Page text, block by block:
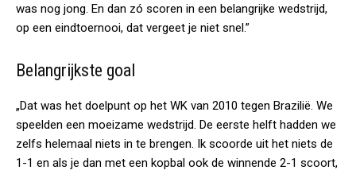
was nog jong. En dan zó scoren in een belangrijke wedstrijd,
op een eindtoernooi, dat vergeet je niet snel.”
Belangrijkste goal
„Dat was het doelpunt op het WK van 2010 tegen Brazilië. We
speelden een moeizame wedstrijd. De eerste helft hadden we
zelfs helemaal niets in te brengen. Ik scoorde uit het niets de
1-1 en als je dan met een kopbal ook de winnende 2-1 scoort,